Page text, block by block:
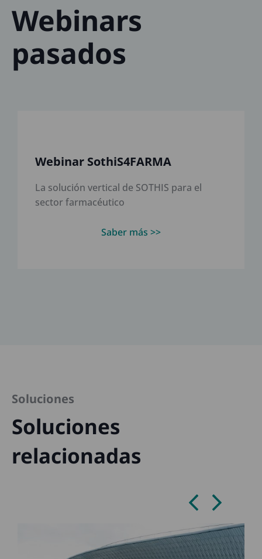
Webinars
pasados
Webinar SothiS4FARMA
La solución vertical de SOTHIS para el
sector farmacéutico
Saber más >>
Soluciones
Soluciones
relacionadas